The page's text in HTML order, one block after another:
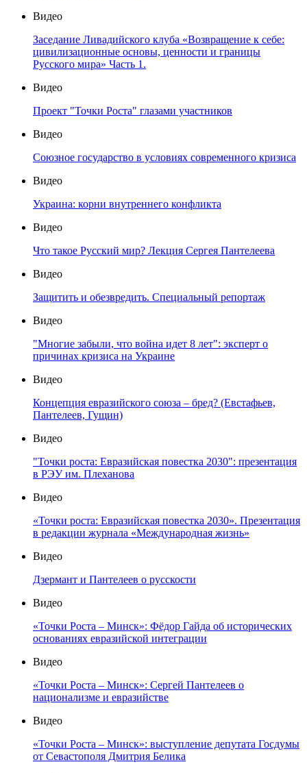
Видео
Заседание Ливадийского клуба «Возвращение к себе:
цивилизационные основы, ценности и границы
Русского мира» Часть 1.
Видео
Проект "Точки Роста" глазами участников
Видео
Союзное государство в условиях современного кризиса
Видео
Украина: корни внутреннего конфликта
Видео
Что такое Русский мир? Лекция Сергея Пантелеева
Видео
Защитить и обезвредить. Специальный репортаж
Видео
"Многие забыли, что война идет 8 лет": эксперт о
причинах кризиса на Украине
Видео
Концепция евразийского союза – бред? (Евстафьев,
Пантелеев, Гущин)
Видео
"Точки роста: Евразийская повестка 2030": презентация
в РЭУ им. Плеханова
Видео
«Точки роста: Евразийская повестка 2030». Презентация
в редакции журнала «Международная жизнь»
Видео
Дзермант и Пантелеев о русскости
Видео
«Точки Роста – Минск»: Фёдор Гайда об исторических
основаниях евразийской интеграции
Видео
«Точки Роста – Минск»: Сергей Пантелеев о
национализме и евразийстве
Видео
«Точки Роста – Минск»: выступление депутата Госдумы
от Севастополя Дмитрия Белика